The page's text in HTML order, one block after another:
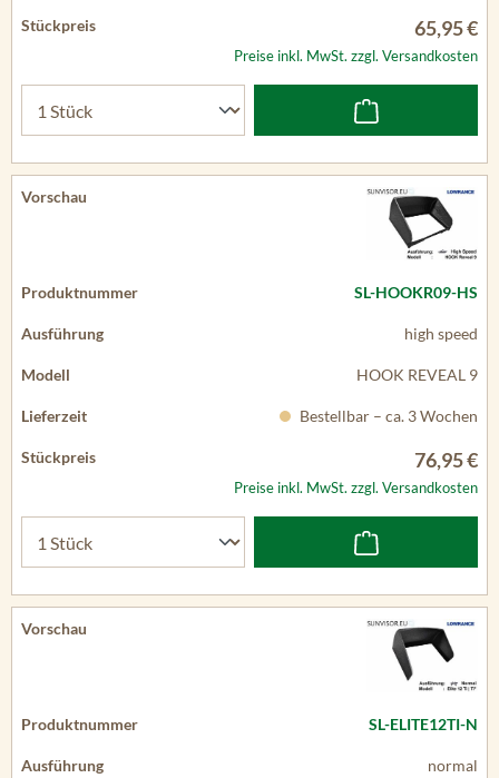
65,95 €
Preise inkl. MwSt. zzgl. Versandkosten
SL-HOOKR09-HS
high speed
HOOK REVEAL 9
Bestellbar – ca. 3 Wochen
76,95 €
Preise inkl. MwSt. zzgl. Versandkosten
SL-ELITE12TI-N
normal